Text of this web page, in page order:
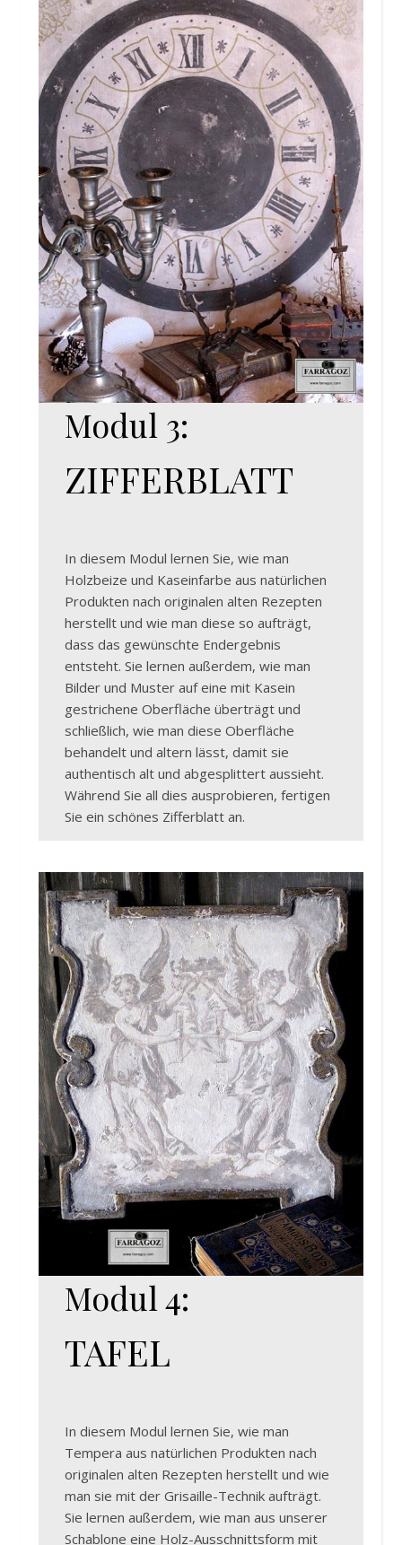
Modul 3:
ZIFFERBLATT
In diesem Modul lernen Sie, wie man
Holzbeize und Kaseinfarbe aus natürlichen
Produkten nach originalen alten Rezepten
herstellt und wie man diese so aufträgt,
dass das gewünschte Endergebnis
entsteht. Sie lernen außerdem, wie man
Bilder und Muster auf eine mit Kasein
gestrichene Oberfläche überträgt und
schließlich, wie man diese Oberfläche
behandelt und altern lässt, damit sie
authentisch alt und abgesplittert aussieht.
Während Sie all dies ausprobieren, fertigen
Sie ein schönes Zifferblatt an.
Modul 4:
TAFEL
In diesem Modul lernen Sie, wie man
Tempera aus natürlichen Produkten nach
originalen alten Rezepten herstellt und wie
man sie mit der Grisaille-Technik aufträgt.
Sie lernen außerdem, wie man aus unserer
Schablone eine Holz-Ausschnittsform mit